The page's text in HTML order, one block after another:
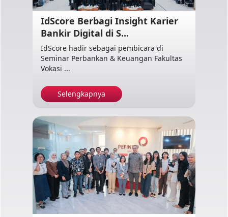
IdScore Berbagi Insight Karier
Bankir Digital di S...
IdScore hadir sebagai pembicara di
Seminar Perbankan & Keuangan Fakultas
Vokasi ...
Selengkapnya